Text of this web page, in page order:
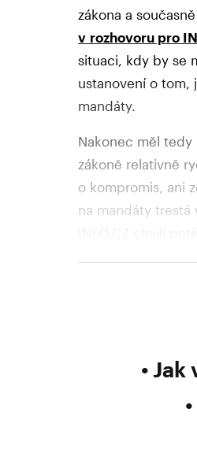
zákona a
v rozhovoru pro
situaci, kdy by se
ustanovení o tom,
mandáty.
Nakonec měl
zákoně relativně
o kompromis, ani
na mandáty trestá
Jak